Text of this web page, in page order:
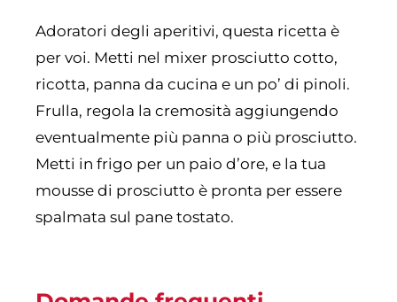
Adoratori degli aperitivi, questa ricetta è
per voi. Metti nel mixer prosciutto cotto,
ricotta, panna da cucina e un po’ di pinoli.
Frulla, regola la cremosità aggiungendo
eventualmente più panna o più prosciutto.
Metti in frigo per un paio d’ore, e la tua
mousse di prosciutto è pronta per essere
spalmata sul pane tostato.